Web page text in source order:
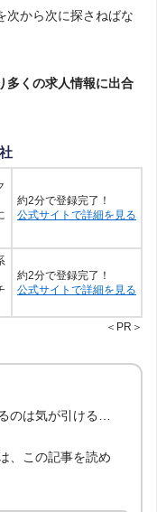
次から次に探さねばな
多くの求人情報に出合
約2分で登録完了！
公式サイトで詳細を見る
約2分で登録完了！
公式サイトで詳細を見る
＜PR＞
のは気が引ける…
、この記事を読め